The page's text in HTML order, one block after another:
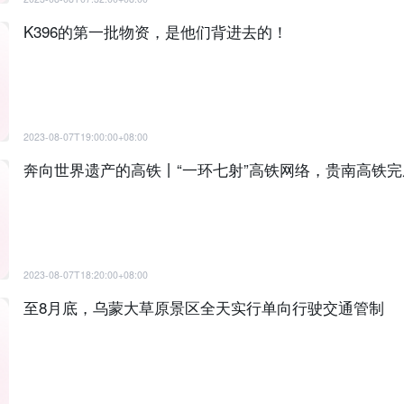
K396的第一批物资，是他们背进去的！
2023-08-07T19:00:00+08:00
奔向世界遗产的高铁丨“一环七射”高铁网络，贵南高铁
2023-08-07T18:20:00+08:00
至8月底，乌蒙大草原景区全天实行单向行驶交通管制